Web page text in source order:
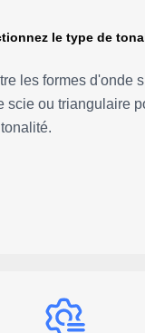
le type de
les formes d'onde
scie ou triangulaire